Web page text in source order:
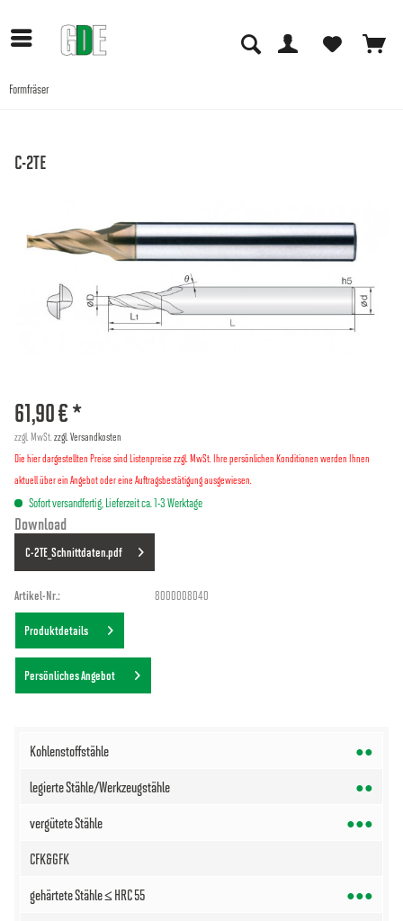
Formfräser
C-2TE
61,90 € *
zzgl. MwSt. zzgl. Versandkosten
Die hier dargestellten Preise sind Listenpreise zzgl. MwSt. Ihre persönlichen Konditionen werden Ihnen
aktuell über ein Angebot oder eine Auftragsbestätigung ausgewiesen.
Sofort versandfertig, Lieferzeit ca. 1-3 Werktage
Download
C-2TE_Schnittdaten.pdf
Artikel-Nr.: 8000008040
Produktdetails
Persönliches Angebot
●●
●●
●●●
●●●